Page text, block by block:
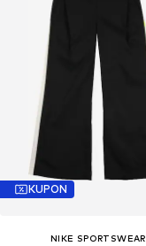
KUPON
NIKE SPORTSWEAR